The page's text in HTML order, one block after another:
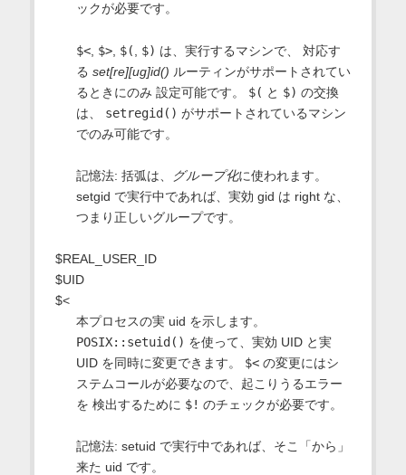
ックが必要です。
$<, $>, $( $) は、実行するマシンで、 対応す
る set[re][ug]id() ルーティンがサポートされてい
るときにのみ 設定可能です。 $( と $) の交換
は、 setregid() がサポートされているマシン
でのみ可能です。
記憶法: 括弧は、 グループ化に使われます。
setgid で実行中であれば、実効 gid は right な、
つまり正しいグループです。
$REAL_USER_ID
$UID
$<
本プロセスの実 uid を示します。
POSIX::setuid() を使って、実効 UID と実
UID を同時に変更できます。 $<の変更にはシ
ステムコールが必要なので、起こりうるエラー
を 検出するために $! のチェックが必要です。
記憶法: setuid で実行中であれば、そこ「から」
来た uid です。